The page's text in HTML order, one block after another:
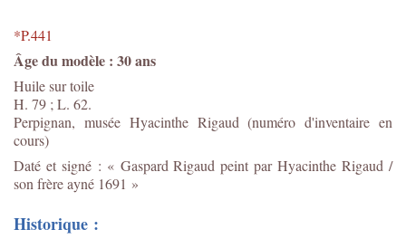
*P.441
Âge du modèle : 30 ans
Huile sur toile
H. 79 ; L. 62.
Perpignan, musée Hyacinthe Rigaud (numéro d'inventaire en
cours)
Daté et signé : « Gaspard Rigaud peint par Hyacinthe Rigaud /
son frère ayné 1691 »
Historique :